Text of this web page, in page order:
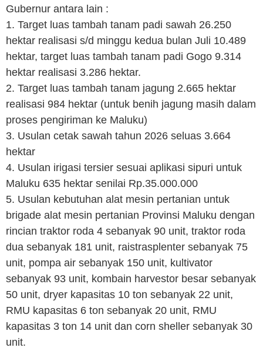
Gubernur antara lain :
1. Target luas tambah tanam padi sawah 26.250
hektar realisasi s/d minggu kedua bulan Juli 10.489
hektar, target luas tambah tanam padi Gogo 9.314
hektar realisasi 3.286 hektar.
2. Target luas tambah tanam jagung 2.665 hektar
realisasi 984 hektar (untuk benih jagung masih dalam
proses pengiriman ke Maluku)
3. Usulan cetak sawah tahun 2026 seluas 3.664
hektar
4. Usulan irigasi tersier sesuai aplikasi sipuri untuk
Maluku 635 hektar senilai Rp.35.000.000
5. Usulan kebutuhan alat mesin pertanian untuk
brigade alat mesin pertanian Provinsi Maluku dengan
rincian traktor roda 4 sebanyak 90 unit, traktor roda
dua sebanyak 181 unit, raistrasplenter sebanyak 75
unit, pompa air sebanyak 150 unit, kultivator
sebanyak 93 unit, kombain harvestor besar sebanyak
50 unit, dryer kapasitas 10 ton sebanyak 22 unit,
RMU kapasitas 6 ton sebanyak 20 unit, RMU
kapasitas 3 ton 14 unit dan corn sheller sebanyak 30
unit.